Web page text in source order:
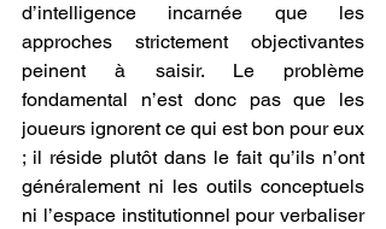
d’intelligence incarnée que les
approches strictement objectivantes
peinent à saisir. Le problème
fondamental n’est donc pas que les
joueurs ignorent ce qui est bon pour eux
; il réside plutôt dans le fait qu’ils n’ont
généralement ni les outils conceptuels
ni l’espace institutionnel pour verbaliser